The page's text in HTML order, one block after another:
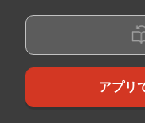
アプリ